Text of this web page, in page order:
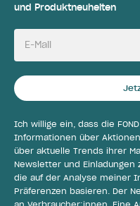
und Produktneuheiten
E-Mail
Ich willige ein, dass die FOND
Informationen über
über aktuelle Trends ihrer
Newsletter und
die auf der Analyse meiner
Präferenzen basieren. Der